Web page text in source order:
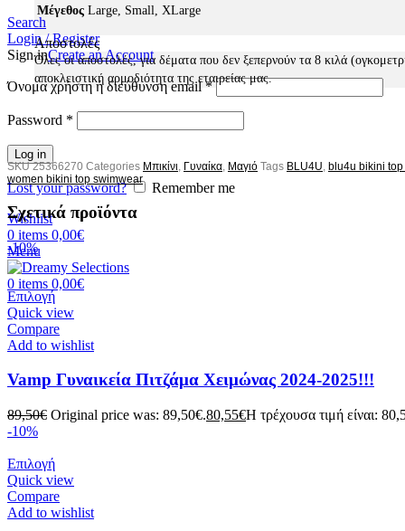
Search
Login / Register
Sign inCreate an Account
Όνομα χρήστη ή διεύθυνση email*
Password *
Log in
Lost your password?
Remember me
Wishlist
0 items 0,00€
Menu
0 items 0,00€
Μέγεθος Large, Small, XLarge
Αποστολές
Όλες οι αποστολές, για δέματα που δεν ξεπερνούν τα 8 κιλά
αποκλειστική αρμοδιότητα της εταιρείας μας.
SKU25366270 Categories Μπικίνι, Γυναίκα, Μαγιό Tags BLU4U, blu4u bikini
women bikini top swimwear
Σχετικά προϊόντα
-10%
Επιλογή
Quick view
Compare
Add to wishlist
Vamp Γυναικεία Πιτζάμα Χειμώνας 2024-2025!!!
89,50€ Original price was: 89,50€.80,55€Η τρέχουσα τιμή είναι:
-10%
Επιλογή
Quick view
Compare
Add to wishlist